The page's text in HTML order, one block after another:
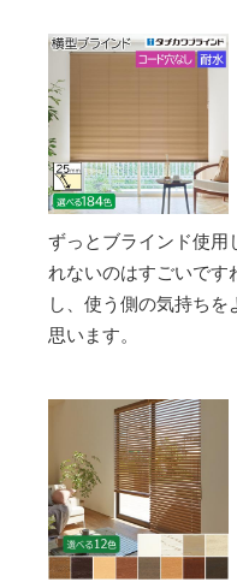
ずっとブラインド使用
れないのはすごいです
し、使う側の気持ちを
思います。